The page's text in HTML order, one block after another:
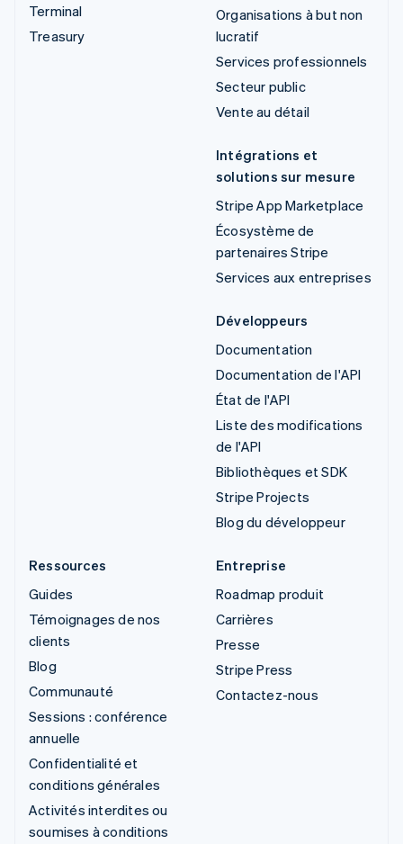
Terminal
Treasury
Organisations à but non
lucratif
Services professionnels
Secteur public
Vente au détail
Intégrations et
solutions sur mesure
Stripe App Marketplace
Écosystème de
partenaires Stripe
Services aux entreprises
Développeurs
Documentation
Documentation de l'API
État de l'API
Liste des modifications
de l'API
Bibliothèques et SDK
Stripe Projects
Blog du développeur
Ressources
Guides
Témoignages de nos
clients
Blog
Communauté
Sessions : conférence
annuelle
Confidentialité et
conditions générales
Activités interdites ou
soumises à conditions
Entreprise
Roadmap produit
Carrières
Presse
Stripe Press
Contactez-nous